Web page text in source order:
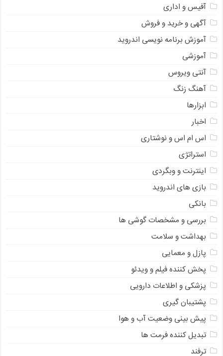
آفیس و اداری
آگهی و خرید و فروش
آموزش برنامه نویسی اندروید
آموزشی
آنتی ویروس
آهنگ زنگ
ابزارها
اخبار
اس ام اس و نوشتاری
استراتژی
اینترنت و وبگردی
بازی های اندروید
بانکی
بررسی و مشخصات گوشی ها
بهداشت و سلامت
پازل و معمایی
پخش کننده فیلم و ویدئو
پزشکی و اطلاعات دارویی
پشتیبان گیری
پیش بینی وضعیت آب و هوا
تبدیل کننده فرمت ها
ترفند